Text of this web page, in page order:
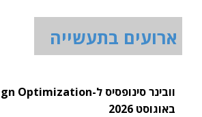
ארועים בתעשייה
באוגוסט 2026